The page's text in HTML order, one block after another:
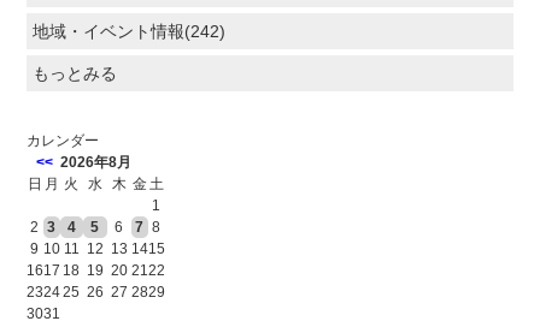
地域・イベント情報(242)
もっとみる
カレンダー
<< 2026年8月
日 月 火 水 木 金土
1
2 3 4 5 6 7 8
9 10 11 12 13 1415
1617 18 19 20 2122
232425 26 27 2829
3031